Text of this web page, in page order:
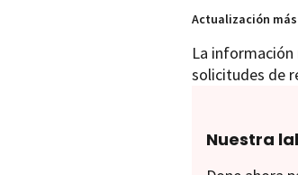
Actualización
La información
solicitudes de
Nuestra